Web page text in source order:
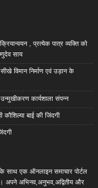
, प्रत्येक पात्र व्यक्ति को
साय
सीखे विमान निर्माण एवं उड़ान के
कार्यशाला संपन्न
कौशिल्या बाई की जिंदगी
साथ एक ऑनलाइन समाचार पोर्टल
अपने अभिनव,अनुभव,अद्वितीय और